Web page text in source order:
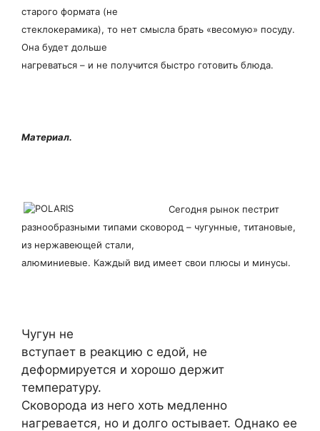
старого формата (не
стеклокерамика), то нет смысла брать «весомую» посуду.
Она будет дольше
нагреваться – и не получится быстро готовить блюда.
Материал.
Сегодня рынок пестрит
разнообразными типами сковород – чугунные, титановые,
из нержавеющей стали,
алюминиевые. Каждый вид имеет свои плюсы и минусы.
Чугун не
вступает в реакцию с едой, не
деформируется и хорошо держит
температуру.
Сковорода из него хоть медленно
нагревается, но и долго остывает. Однако ее